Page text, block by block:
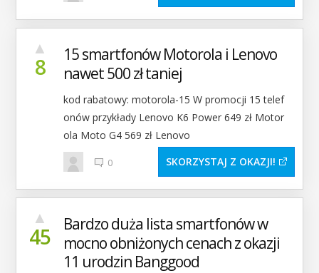
8
▲
15 smartfonów Motorola i Lenovo
nawet 500 zł taniej
kod rabatowy: motorola-15 W promocji 15 telef
onów przykłady Lenovo K6 Power 649 zł Motor
ola Moto G4 569 zł Lenovo
0 SKORZYSTAJ Z OKAZJI
45
▲
Bardzo duża lista smartfonów w
mocno obniżonych cenach z okazji
11 urodzin Banggood